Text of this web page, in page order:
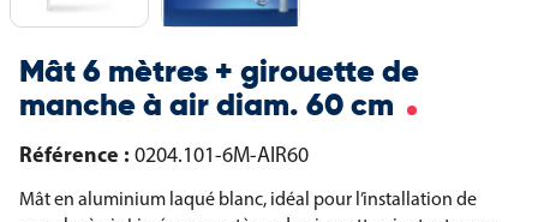
Mât 6 mètres + girouette de
manche à air diam. 60 cm
Référence : 0204.101-6M-AIR60
Mât en aluminium laqué blanc, idéal pour l’installation de